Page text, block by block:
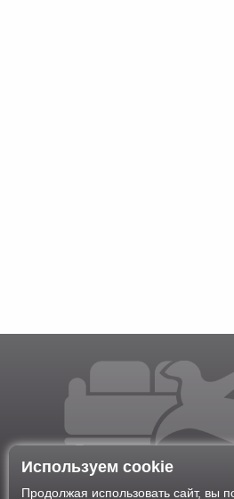
Используем cookie
Продолжая использовать сайт, вы